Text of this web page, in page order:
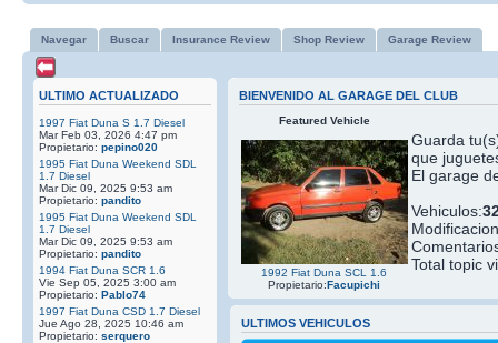
Navegar Buscar Insurance Review Shop Review Garage Review
ULTIMO ACTUALIZADO
1997 Fiat Duna S 1.7 Diesel
Mar Feb 03, 2026 4:47 pm
Propietario: pepino020
1995 Fiat Duna Weekend SDL
1.7 Diesel
Mar Dic 09, 2025 9:53 am
Propietario: pandito
1995 Fiat Duna Weekend SDL
1.7 Diesel
Mar Dic 09, 2025 9:53 am
Propietario: pandito
1994 Fiat Duna SCR 1.6
Vie Sep 05, 2025 3:00 am
Propietario: Pablo74
1997 Fiat Duna CSD 1.7 Diesel
Jue Ago 28, 2025 10:46 am
Propietario: serquero
BIENVENIDO AL GARAGE DEL CLUB
Featured Vehicle
1992 Fiat Duna SCL 1.6
Propietario:Facupichi
Guarda
que
El garage
Vehiculos:
Total topic
ULTIMOS VEHICULOS